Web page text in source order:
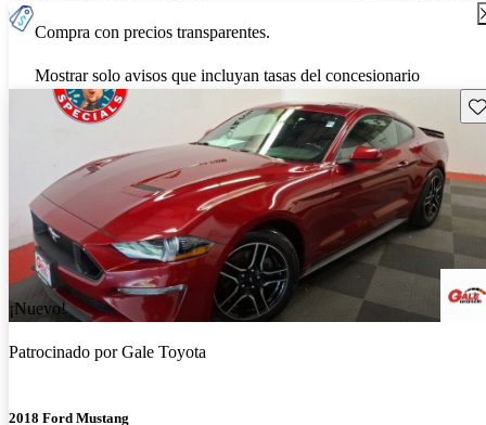
Compra con precios transparentes.
Mostrar solo avisos que incluyan tasas del concesionario
¡Nuevo!
Patrocinado porGale Toyota
2018 Ford Mustang